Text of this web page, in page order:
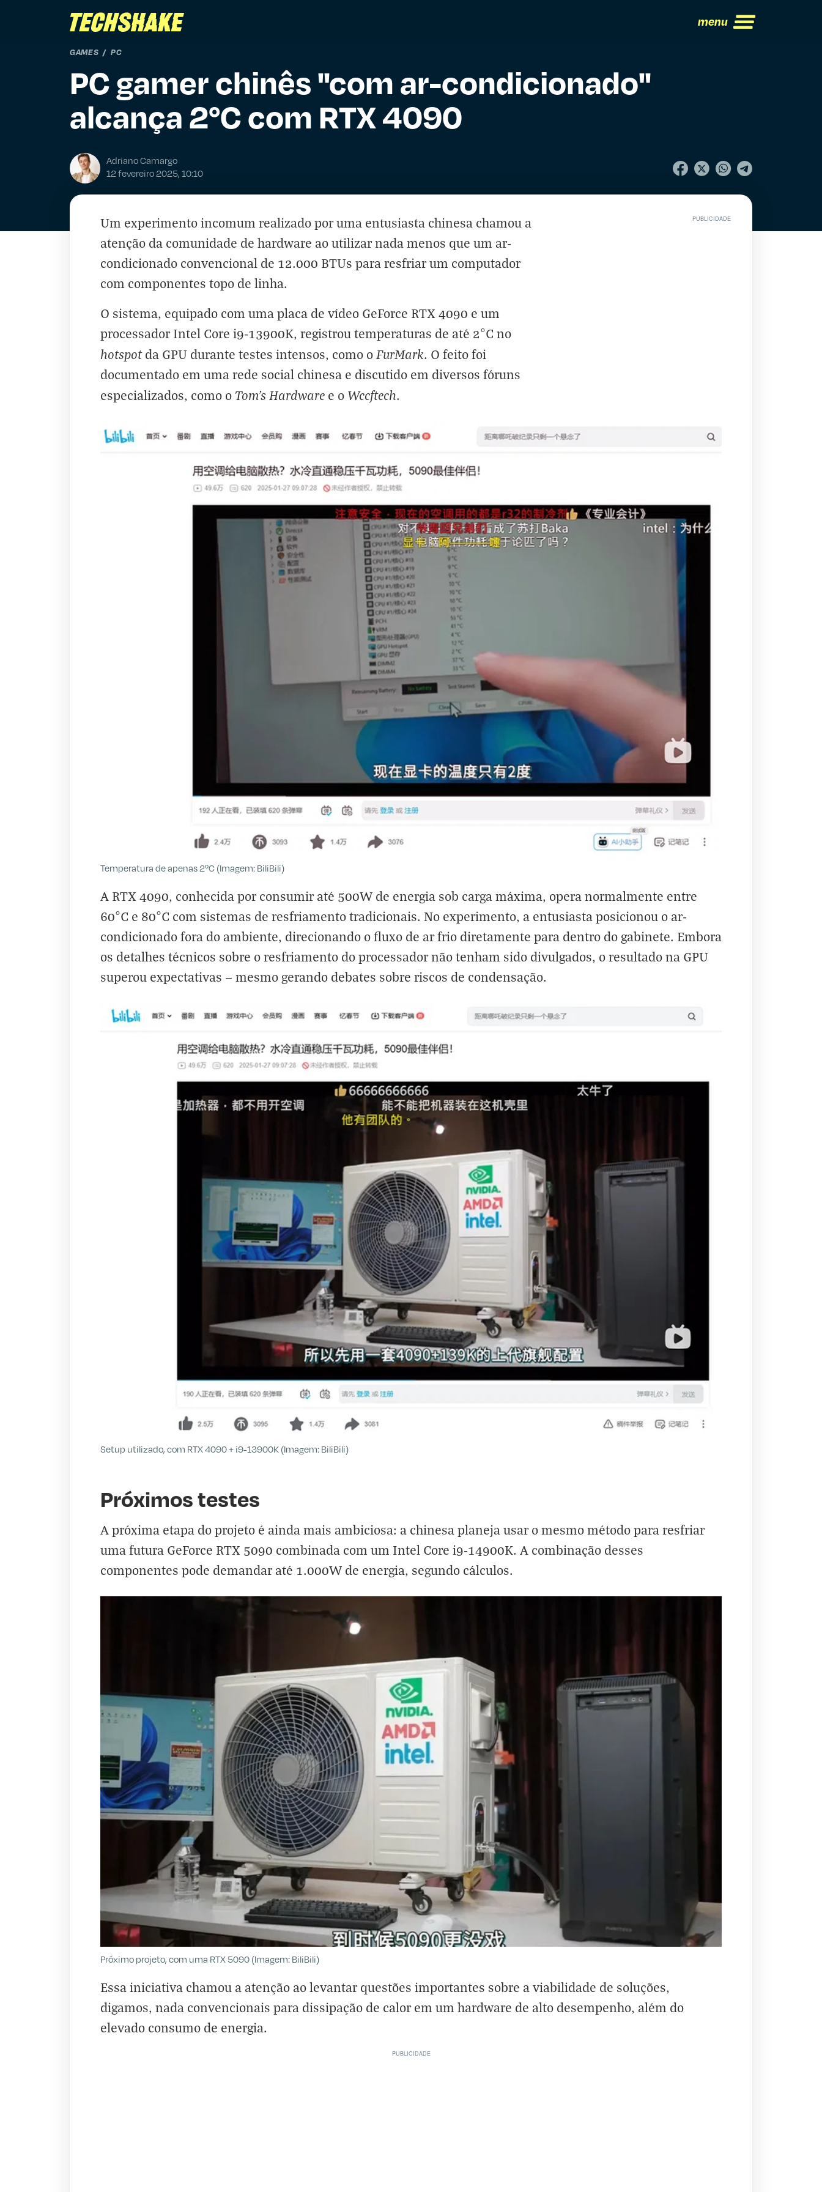
menu
GAMES PC
PC gamer chinês "com ar-condicionado"
alcança 2°C com RTX 4090
Adriano Camargo
12 fevereiro 2025, 10:10
Um experimento incomum realizado por uma entusiasta chinesa chamou a
atenção da comunidade de hardware ao utilizar nada menos que um ar-
condicionado convencional de 12.000 BTUs para resfriar um computador
com componentes topo de linha.
O sistema, equipado com uma placa de vídeo GeForce RTX 4090 e um
processador Intel Core i9-13900K, registrou temperaturas de até 2°C no
hotspotda GPU durante testes intensos, como o FurMark. O feito foi
documentado em uma rede social chinesa e discutido em diversos fóruns
especializados, como o Tom's Hardware e o Wccftech.
Temperatura de apenas 2ºC (Imagem: BiliBili)
A RTX 4090, conhecida por consumir até 500W de energia sob carga máxima, opera normalmente entre
60°C e 80°C com sistemas de resfriamento tradicionais. No experimento, a entusiasta posicionou o ar-
condicionado fora do ambiente, direcionando o fluxo de ar frio diretamente para dentro do gabinete. Embora
os detalhes técnicos sobre o resfriamento do processador não tenham sido divulgados, o resultado na GPU
superou expectativas — mesmo gerando debates sobre riscos de condensação.
Setup utilizado, com RTX 4090 + i9-13900K (Imagem: BiliBili)
Próximos testes
A próxima etapa do projeto é ainda mais ambiciosa: a chinesa planeja usar o mesmo método para resfriar
uma futura GeForce RTX 5090 combinada com um Intel Core i9-14900K. A combinação desses
componentes pode demandar até 1.000W de energia, segundo cálculos.
Próximo projeto, com uma RTX 5090 (Imagem: BiliBili)
Essa iniciativa chamou a atenção ao levantar questões importantes sobre a viabilidade de soluções,
digamos, nada convencionais para dissipação de calor em um hardware de alto desempenho, além do
elevado consumo de energia.